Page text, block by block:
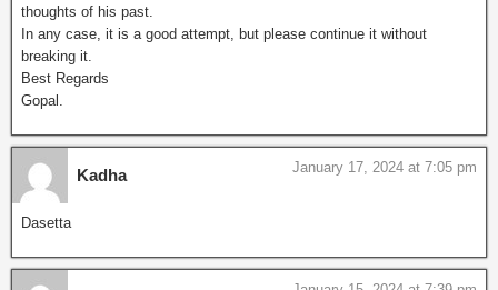
thoughts of his past.
In any case, it is a good attempt, but please continue it without
breaking it.
Best Regards
Gopal.
Kadha January 17, 2024 at 7:05 pm
Dasetta